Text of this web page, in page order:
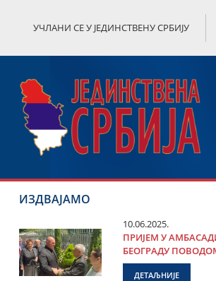
УЧЛАНИ СЕ У ЈЕДИНСТВЕНУ СРБИЈУ
ИЗДВАЈАМО
10.06.2025.
ПРИЈЕМ У
БЕОГРАДУ
ДЕТАЉНИЈЕ